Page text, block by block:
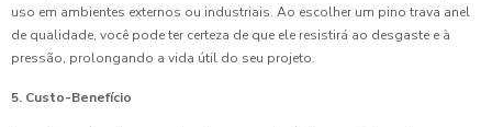
uso em ambientes externos ou industriais. Ao escolher um pino trava anel
de qualidade, você pode ter certeza de que ele resistirá ao desgaste e à
pressão, prolongando a vida útil do seu projeto.
5. Custo-Benefício